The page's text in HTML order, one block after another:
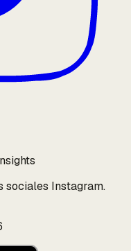
sociales Instagram.